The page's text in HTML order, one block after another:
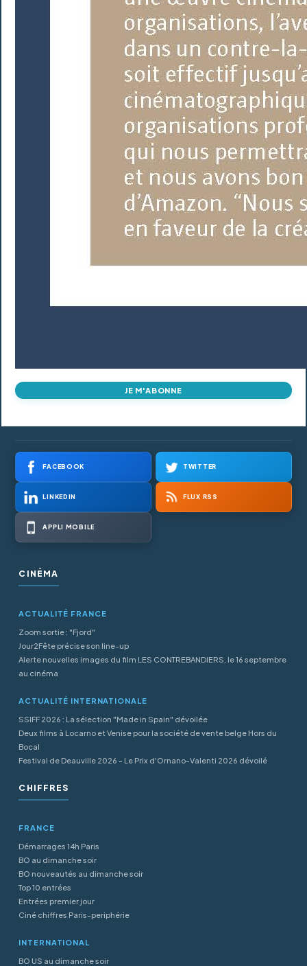
JE M'ABONNE
FACEBOOK TWITTER
LINKEDIN FLUX RSS
APPLI MOBILE
CINÉMA
ACTUALITÉ FRANCE
Zoom sortie : "Fjord"
Jour2Fête précise son line-up
Alerte nouvelles images du film LES CONTREBANDIERS, le 16 septembre
au cinéma
ACTUALITÉ INTERNATIONALE
SSIFF 2026 : La sélection "Made in Spain" dévoilée
Deux films à Locarno et Venise pour la société de vente belge Hors du
Bocal
Festival de Deauville 2026 - Le Prix d'Ornano-Valenti 2026 dévoilé
CHIFFRES
FRANCE
Démarrages 14h Paris
BO au dimanche soir
BO nouveautés au dimanche soir
Top 10 entrées
Entrées premier jour
Ciné chiffres Paris-periphérie
INTERNATIONAL
BO US au dimanche soir